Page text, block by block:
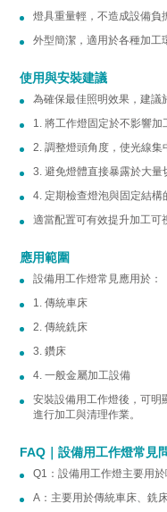
燈具重量輕，不造成設備負
外型簡潔，適用於各種加工
使用與安裝建議
為確保最佳照明效果，建議
1. 將工作燈固定於不影響加
2. 調整燈頭角度，使光線集
3. 避免燈體直接暴露於大量
4. 定期檢查燈泡與固定結構
適當配置可有效提升加工可
應用範圍
設備用工作燈常見應用於：
1. 傳統車床
2. 傳統銑床
3. 鑽床
4. 一般金屬加工設備
安裝設備用工作燈後，可明
進行加工與清理作業。
FAQ｜設備用工作燈常見
Q1：設備用工作燈主要用於
A：主要用於傳統車床、銑